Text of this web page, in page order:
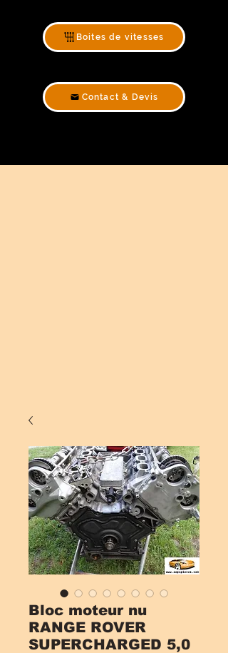
Boites de vitesses
Contact & Devis
Bloc moteur nu
RANGE ROVER
SUPERCHARGED 5,0